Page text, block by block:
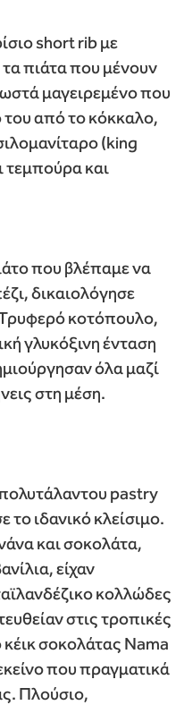
short rib με
πιάτα που μένουν
μαγειρεμένο που
από το κόκκαλο,
(king
τεμπούρα και
που βλέπαμε να
δικαιολόγησε
κοτόπουλο,
γλυκόξινη ένταση
όλα μαζί
στη μέση.
pastry
ιδανικό κλείσιμο.
και σοκολάτα,
είχαν
κολλώδες
στις τροπικές
σοκολάτας Nama
που πραγματικά
Πλούσιο,